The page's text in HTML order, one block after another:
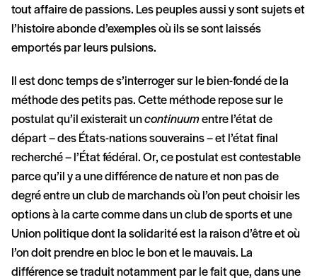
tout affaire de passions. Les peuples aussi y sont sujets et
l’histoire abonde d’exemples où ils se sont laissés
emportés par leurs pulsions.
Il est donc temps de s’interroger sur le bien-fondé de la
méthode des petits pas. Cette méthode repose sur le
postulat qu’il existerait uncontinuumentre l’état de
départ – des États-nations souverains – et l’état final
recherché – l’État fédéral. Or, ce postulat est contestable
parce qu’il y a une différence de nature et non pas de
degré entre un club de marchands où l’on peut choisir les
options à la carte comme dans un club de sports et une
Union politique dont la solidarité est la raison d’être et où
l’on doit prendre en bloc le bon et le mauvais. La
différence se traduit notamment par le fait que, dans une